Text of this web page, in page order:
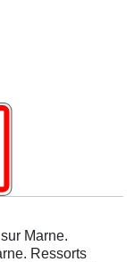
Marne.
Ressorts